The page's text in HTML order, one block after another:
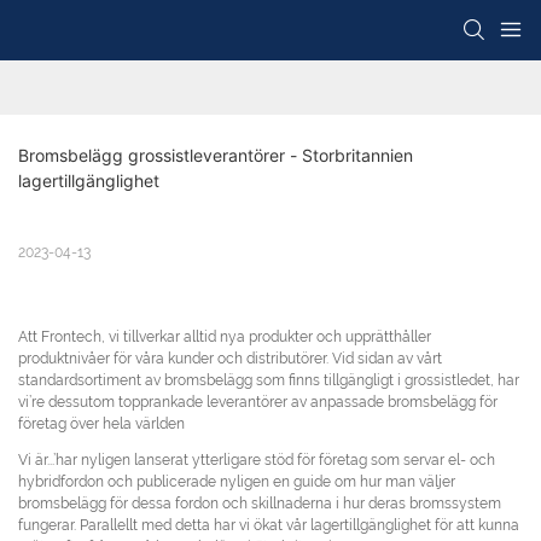
Bromsbelägg grossistleverantörer - Storbritannien
lagertillgänglighet
2023-04-13
Att Frontech, vi tillverkar alltid nya produkter och upprätthåller
produktnivåer för våra kunder och distributörer. Vid sidan av vårt
standardsortiment av bromsbelägg som finns tillgängligt i grossistledet, har
vi’re dessutom topprankade leverantörer av anpassade bromsbelägg för
företag över hela världen
Vi är...’har nyligen lanserat ytterligare stöd för företag som servar el- och
hybridfordon och publicerade nyligen en guide om hur man väljer
bromsbelägg för dessa fordon och skillnaderna i hur deras bromssystem
fungerar. Parallellt med detta har vi ökat vår lagertillgänglighet för att kunna